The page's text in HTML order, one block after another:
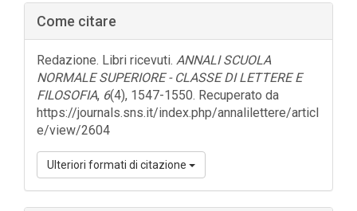
Barra
laterale
dell'articolo
Come citare
Redazione. Libri ricevuti. ANNALI SCUOLA
NORMALE SUPERIORE - CLASSE DI LETTERE E
FILOSOFIA, 6(4), 1547-1550. Recuperato da
https://journals.sns.it/index.php/annalilettere/articl
e/view/2604
Ulteriori formati di citazione